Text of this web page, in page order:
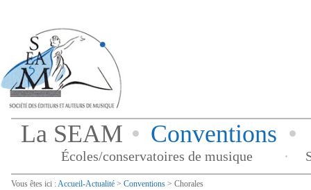
La SEAM Conventions
Écoles/conservatoires de musique
Vous êtes ici :Accueil-Actualité > Conventions > Chorales